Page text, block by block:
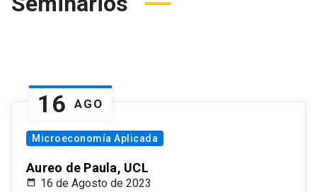
16 AGO
Microeconomía Aplicada
Aureo de Paula, UCL
16 de Agosto de 2023